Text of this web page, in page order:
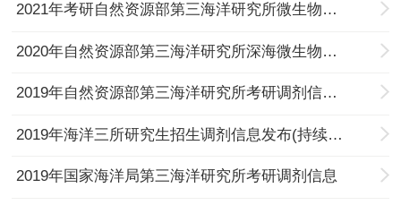
2021年考研自然资源部第三海洋研究所微生物学专业招收是调剂研究生的通知
2020年自然资源部第三海洋研究所深海微生物机理研究方向考研调剂信息
2019年自然资源部第三海洋研究所考研调剂信息（4.17更新）
2019年海洋三所研究生招生调剂信息发布(持续更新)
2019年国家海洋局第三海洋研究所考研调剂信息